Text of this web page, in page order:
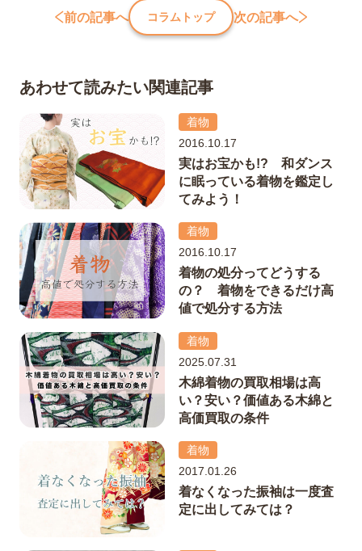
前の記事へ コラムトップ 次の記事へ
あわせて読みたい関連記事
着物
2016.10.17
実はお宝かも!? 和ダンス
に眠っている着物を鑑定し
てみよう！
着物
2016.10.17
着物の処分ってどうする
の？ 着物をできるだけ高
値で処分する方法
着物
2025.07.31
木綿着物の買取相場は高
い？安い？価値ある木綿と
高価買取の条件
着物
2017.01.26
着なくなった振袖は一度査
定に出してみては？